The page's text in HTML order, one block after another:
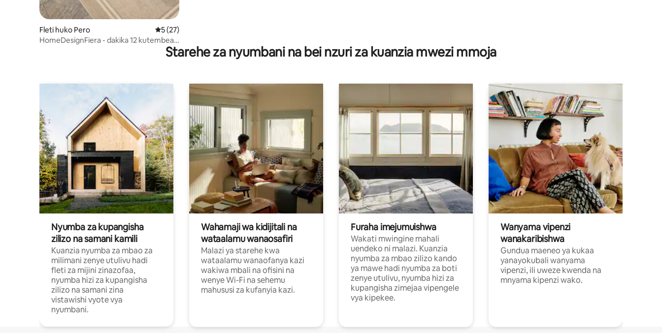
Fleti huko Pero Ukadiriaji wa wastani wa 5 kati ya 5, tathmini 27
5 (27)
HomeDesignFiera - dakika 12 kutembea
Starehe za nyumbani na bei nzuri za kuanzia mwezi mmoja
Nyumba za kupangisha
zilizo na samani kamili
Kuanzia nyumba za mbao za
milimani zenye utulivu hadi
fleti za mijini zinazofaa,
nyumba hizi za kupangisha
zilizo na samani zina
vistawishi vyote vya
nyumbani.
Wahamaji wa kidijitali na
wataalamu wanaosafiri
Malazi ya starehe kwa
wataalamu wanaofanya kazi
wakiwa mbali na ofisini na
wenye Wi-Fi na sehemu
mahususi za kufanyia kazi.
Furaha imejumuishwa
Wakati mwingine mahali
uendeko ni malazi. Kuanzia
nyumba za mbao zilizo kando
ya mawe hadi nyumba za boti
zenye utulivu, nyumba hizi za
kupangisha zimejaa vipengele
vya kipekee.
Wanyama vipenzi
wanakaribishwa
Gundua maeneo ya kukaa
yanayokubali wanyama
vipenzi, ili uweze kwenda na
mnyama kipenzi wako.